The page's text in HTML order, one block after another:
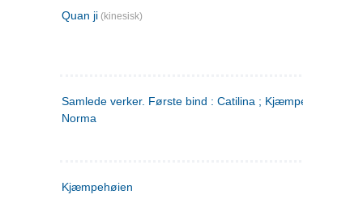
Quan ji (kinesisk)
Samlede verker. Første bind : Catilina ; Kjæmpehøien ;
Norma
Kjæmpehøien